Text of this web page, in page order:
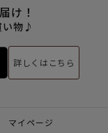
け！
い物♪
詳しくはこちら
マイページ